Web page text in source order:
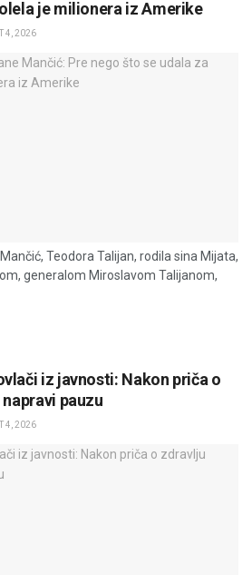
je milionera iz Amerike
4, 2026
Teodora Talijan, rodila sina Mijata,
generalom Miroslavom Talijanom,
iz javnosti: Nakon priča o
pauzu
4, 2026